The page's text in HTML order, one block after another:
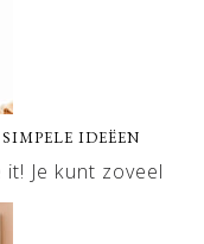
IDEËEN
Je kunt zoveel